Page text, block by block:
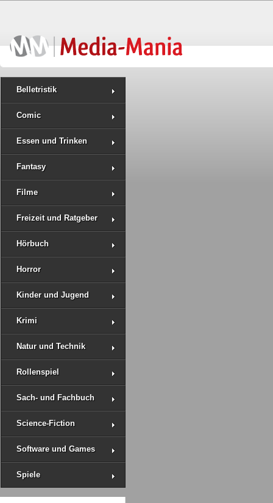
Belletristik
Comic
Essen und Trinken
Fantasy
Filme
Freizeit und Ratgeber
Hörbuch
Horror
Kinder und Jugend
Krimi
Natur und Technik
Rollenspiel
Sach- und Fachbuch
Science-Fiction
Software und Games
Spiele